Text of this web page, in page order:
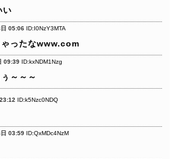
い
05:06 ID:I0NzY3MTA
ったなwww.com
09:39 ID:kxNDM1Nzg
～～～
ID:k5Nzc0NDQ
03:59 ID:QxMDc4NzM